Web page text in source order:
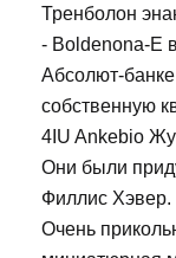
Тренболон
- Boldenona-E
Абсолют-
собственную
4IU Ankebio
Они были
Филлис
Очень